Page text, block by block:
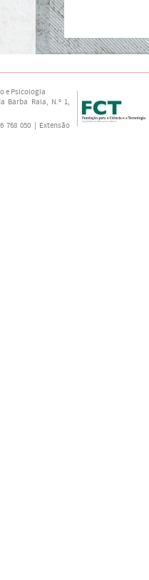
e Psicologia
Barba Rala, N.º 1,
768 050 | Extensão